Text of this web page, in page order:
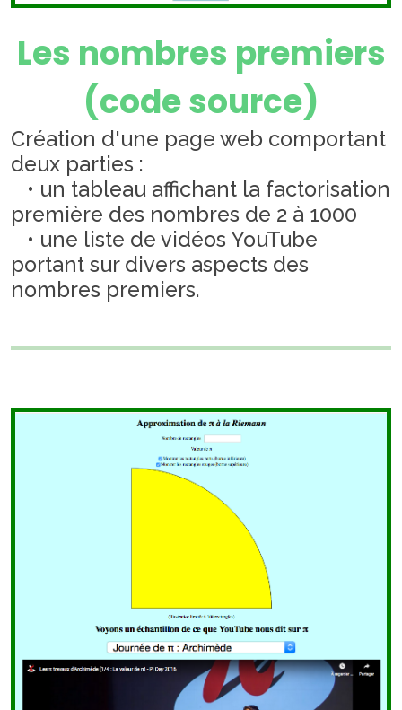
Les nombres premiers
(code source)
Création d'une page web comportant
deux parties :
• un tableau affichant la factorisation
première des nombres de 2 à 1000
• une liste de vidéos YouTube
portant sur divers aspects des
nombres premiers.